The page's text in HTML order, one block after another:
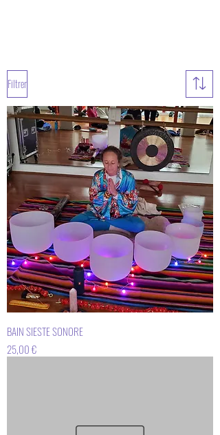
Filtrer
BAIN SIESTE SONORE
Prix
25,00 €